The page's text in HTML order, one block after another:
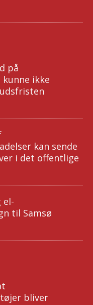
på
ikke
kan sende
i det offentlige
el-
til Samsø
bliver